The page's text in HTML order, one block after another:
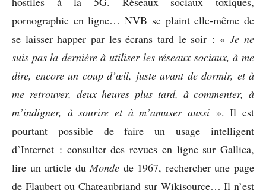
pornographie en ligne… NVB se plaint elle-même de
se laisser happer par les écrans tard le soir : «Je ne
suis pas la dernière à utiliser les réseaux sociaux, à me
dire, encore un coup d’œil, juste avant de dormir, et à
me retrouver, deux heures plus tard, à commenter, à
m’indigner, à sourire et à m’amuser aussi ». Il est
pourtant possible de faire un usage intelligent
d’Internet : consulter des revues en ligne sur Gallica,
lire un article du Monde de 1967, rechercher une page
de Flaubert ou Chateaubriand sur Wikisource… Il n’est